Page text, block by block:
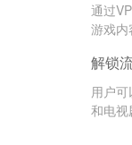
通过
游戏内
解锁
用户
和电视